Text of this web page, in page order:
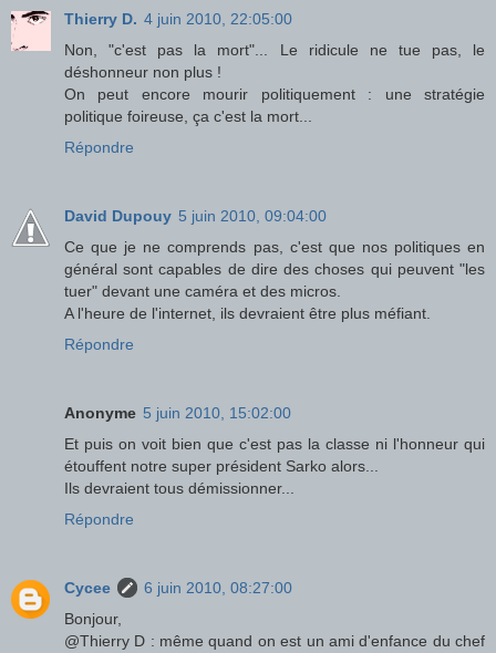
Thierry D. 4 juin 2010, 22:05:00
Non, "c'est pas la mort"... Le ridicule ne tue pas, le
déshonneur non plus !
On peut encore mourir politiquement : une stratégie
politique foireuse, ça c'est la mort...
Répondre
David Dupouy 5 juin 2010, 09:04:00
Ce que je ne comprends pas, c'est que nos politiques en
général sont capables de dire des choses qui peuvent "les
tuer" devant une caméra et des micros.
A l'heure de l'internet, ils devraient être plus méfiant.
Répondre
Anonyme 5 juin 2010, 15:02:00
Et puis on voit bien que c'est pas la classe ni l'honneur qui
étouffent notre super président Sarko alors...
Ils devraient tous démissionner...
Répondre
Cycee
6 juin 2010, 08:27:00
Bonjour,
@Thierry D : même quand on est un ami d'enfance du chef